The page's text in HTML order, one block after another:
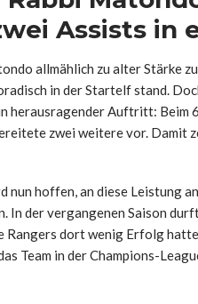
Assists in
allmählich zu alter Stärke
in der Startelf stand.
herausragender Auftritt: Beim
zwei weitere vor. Damit
nun hoffen, an diese Leistung
In der vergangenen Saison
Rangers dort wenig Erfolg
Team in der Champions-